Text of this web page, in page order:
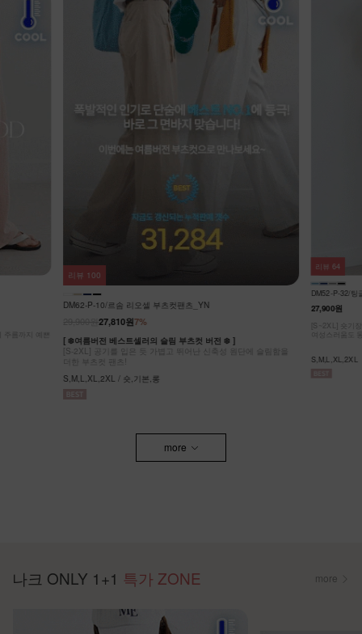
슬림함을
DM52-P-32/팅글 라이온셀 데님 스커트_DY
27,900원
[S~2XL] 숏기장,기본기장 두가지 기장옵션! 캐주얼도,
여성스러움도 동시에 잡은 롱스커트에요~
S,M,L,XL,2XL
리뷰 64
KO62-P-05/쿨
32,900원
[ ❄️COOL
[55-99] 나크
F,L / 숏,롱
리뷰 20
more
나크 ONLY 1+1 특가 ZONE more